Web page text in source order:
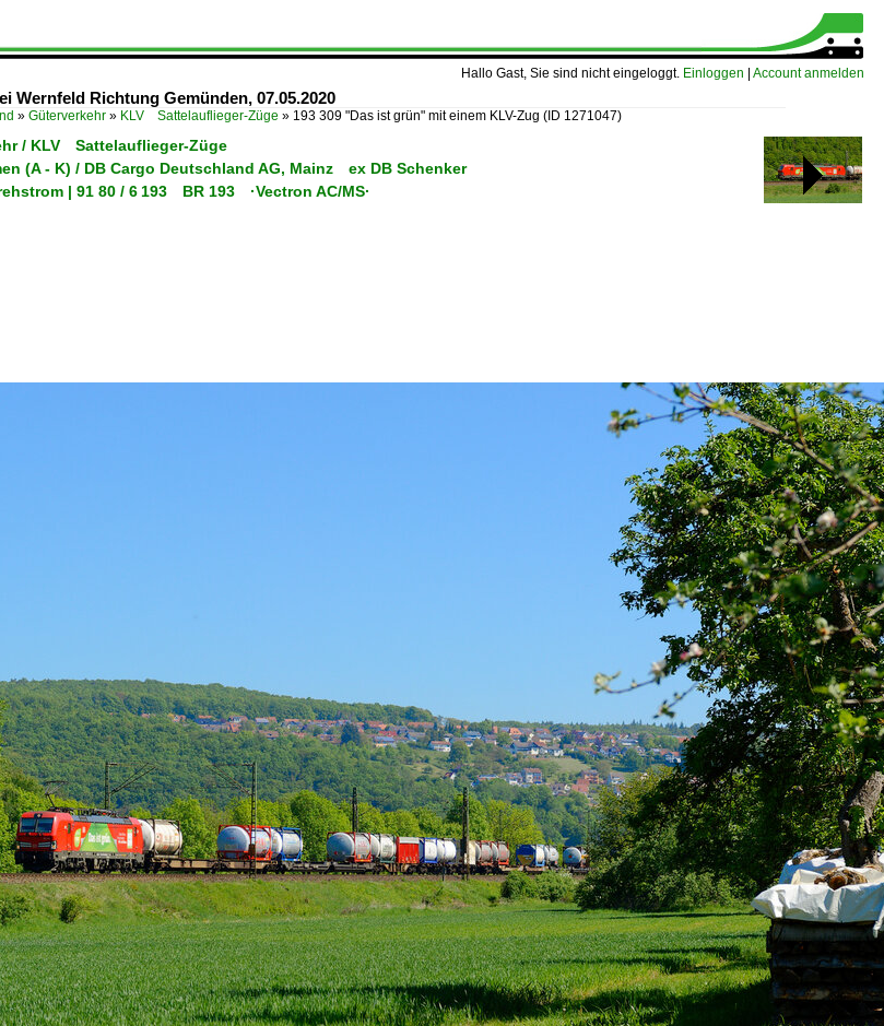
Hallo Gast, Sie sind nicht eingeloggt. Einloggen Account anmelden
Wernfeld Richtung Gemünden, 07.05.2020
» Güterverkehr » KLV Sattelauflieger-Züge » 193 309 "Das ist grün" mit einem KLV-Zug (ID 1271047)
/ KLV Sattelauflieger-Züge
(A - K) / DB Cargo Deutschland AG, Mainz ex DB Schenker
| 91 80 / 6 193 BR 193 ·Vectron AC/MS·